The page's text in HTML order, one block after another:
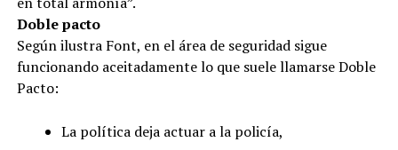
Doble pacto
Según ilustra Font, en el área de seguridad sigue
funcionando aceitadamente lo que suele llamarse Doble
Pacto:
La política deja actuar a la policía,